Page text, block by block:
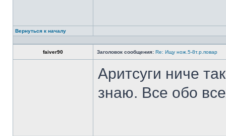
Вернуться к началу
faiver90 Заголовок сообщения: Re: Ищу нож.5-8т.р.повар
Аритсуги ниче
знаю. Все обо